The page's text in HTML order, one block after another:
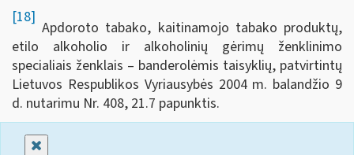
[18]
Apdoroto tabako, kaitinamojo tabako produktų,
etilo alkoholio ir alkoholinių gėrimų ženklinimo
specialiais ženklais – banderolėmis taisyklių, patvirtintų
Lietuvos Respublikos Vyriausybės 2004 m. balandžio 9
d. nutarimu Nr. 408, 21.7 papunktis.